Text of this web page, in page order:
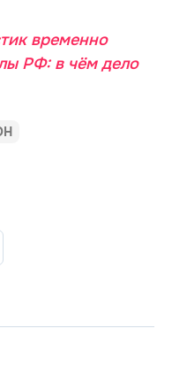
временно
РФ: в чём дело